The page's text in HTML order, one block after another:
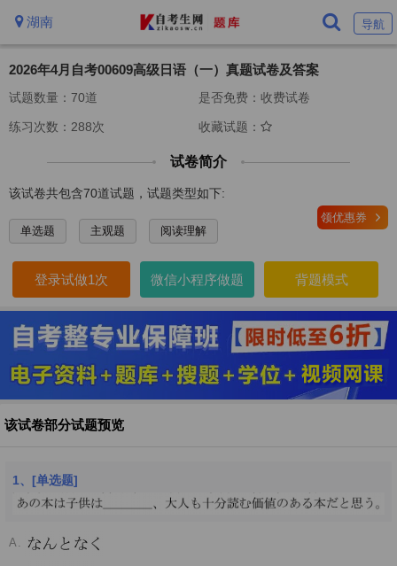
湖南 导航
2026年4月自考00609高级日语（一）真题试卷及答案
试题数量：70道 是否免费：收费试卷
练习次数：288次 收藏试题：
试卷简介
该试卷共包含70道试题，试题类型如下:
领优惠券
单选题
主观题 阅读理解
登录试做1次 微信小程序做题 背题模式
该试卷部分试题预览
1、[单选题]
A.